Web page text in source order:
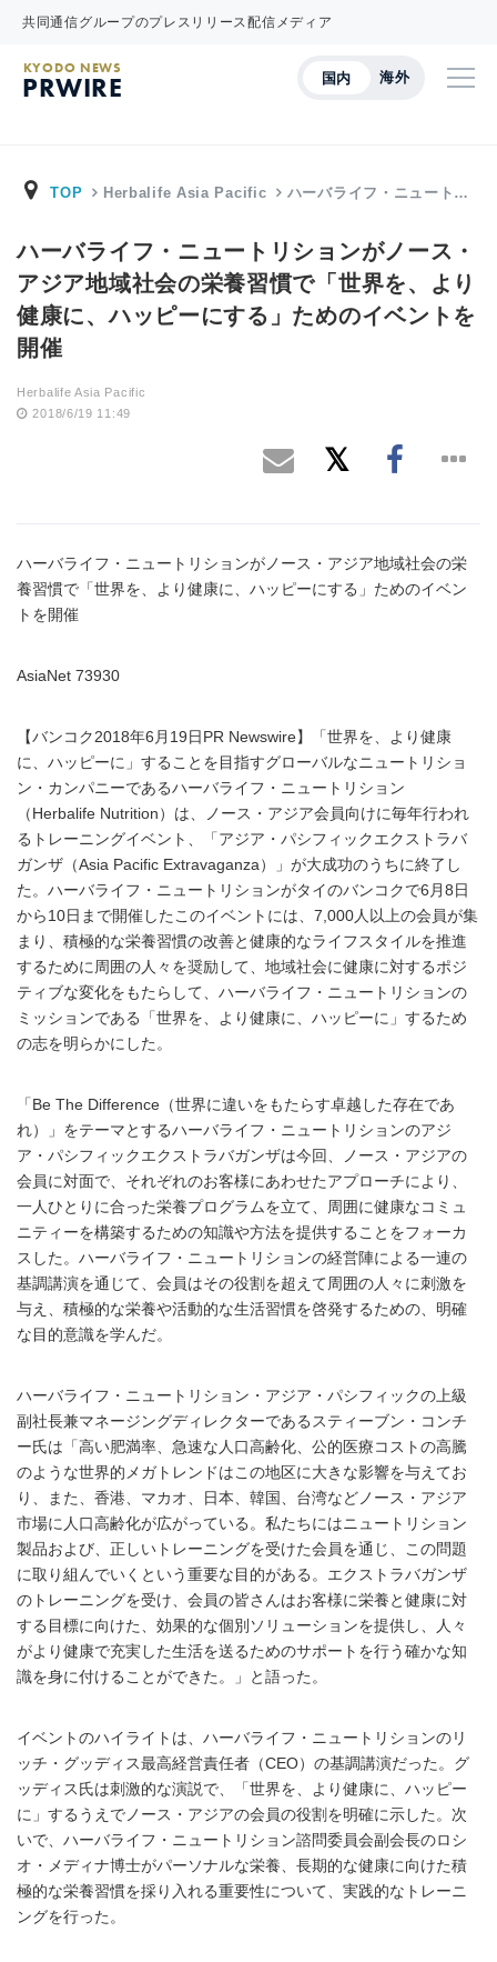
共同通信グループのプレスリリース配信メディア
国内 海外
KYODO NEWS
PRWIRE
TOP Herbalife Asia Pacific ハーバライフ・ニュート…
ハーバライフ・ニュートリションがノース・
アジア地域社会の栄養習慣で「世界を、より
健康に、ハッピーにする」ためのイベントを
開催
Herbalife Asia Pacific
2018/6/19 11:49
ハーバライフ・ニュートリションがノース・アジア地域社会の栄
養習慣で「世界を、より健康に、ハッピーにする」ためのイベン
トを開催
AsiaNet 73930
【バンコク2018年6月19日PR Newswire】「世界を、より健康
に、ハッピーに」することを目指すグローバルなニュートリショ
ン・カンパニーであるハーバライフ・ニュートリション
（Herbalife Nutrition）は、ノース・アジア会員向けに毎年行われ
るトレーニングイベント、「アジア・パシフィックエクストラバ
ガンザ（Asia Pacific Extravaganza）」が大成功のうちに終了し
た。ハーバライフ・ニュートリションがタイのバンコクで6月8日
から10日まで開催したこのイベントには、7,000人以上の会員が集
まり、積極的な栄養習慣の改善と健康的なライフスタイルを推進
するために周囲の人々を奨励して、地域社会に健康に対するポジ
ティブな変化をもたらして、ハーバライフ・ニュートリションの
ミッションである「世界を、より健康に、ハッピーに」するため
の志を明らかにした。
「Be The Difference（世界に違いをもたらす卓越した存在であ
れ）」をテーマとするハーバライフ・ニュートリションのアジ
ア・パシフィックエクストラバガンザは今回、ノース・アジアの
会員に対面で、それぞれのお客様にあわせたアプローチにより、
一人ひとりに合った栄養プログラムを立て、周囲に健康なコミュ
ニティーを構築するための知識や方法を提供することをフォーカ
スした。ハーバライフ・ニュートリションの経営陣による一連の
基調講演を通じて、会員はその役割を超えて周囲の人々に刺激を
与え、積極的な栄養や活動的な生活習慣を啓発するための、明確
な目的意識を学んだ。
ハーバライフ・ニュートリション・アジア・パシフィックの上級
副社長兼マネージングディレクターであるスティーブン・コンチ
ー氏は「高い肥満率、急速な人口高齢化、公的医療コストの高騰
のような世界的メガトレンドはこの地区に大きな影響を与えてお
り、また、香港、マカオ、日本、韓国、台湾などノース・アジア
市場に人口高齢化が広がっている。私たちにはニュートリション
製品および、正しいトレーニングを受けた会員を通じ、この問題
に取り組んでいくという重要な目的がある。エクストラバガンザ
のトレーニングを受け、会員の皆さんはお客様に栄養と健康に対
する目標に向けた、効果的な個別ソリューションを提供し、人々
がより健康で充実した生活を送るためのサポートを行う確かな知
識を身に付けることができた。」と語った。
イベントのハイライトは、ハーバライフ・ニュートリションのリ
ッチ・グッディス最高経営責任者（CEO）の基調講演だった。グ
ッディス氏は刺激的な演説で、「世界を、より健康に、ハッピー
に」するうえでノース・アジアの会員の役割を明確に示した。次
いで、ハーバライフ・ニュートリション諮問委員会副会長のロシ
オ・メディナ博士がパーソナルな栄養、長期的な健康に向けた積
極的な栄養習慣を採り入れる重要性について、実践的なトレーニ
ングを行った。